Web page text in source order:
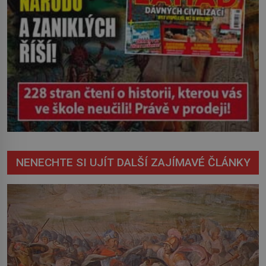
NENECHTE SI UJÍT DALŠÍ ZAJÍMAVÉ ČLÁNKY